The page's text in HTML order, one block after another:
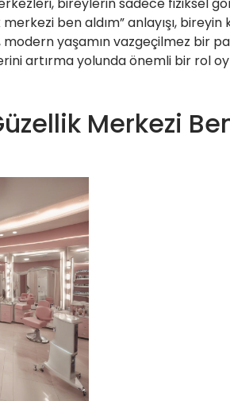
merkezi ben aldım” anlayışı,
yaşamın vazgeçilmez bir
artırma yolunda önemli bir rol
Merkezi